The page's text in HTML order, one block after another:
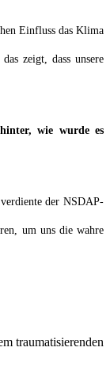
Einfluss das Klima
zeigt, dass unsere
wie wurde es
der NSDAP-
um uns die wahre
traumatisierenden